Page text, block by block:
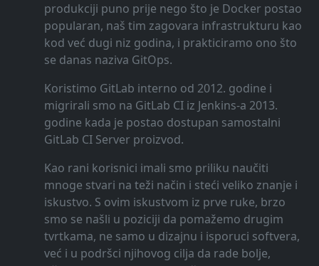
produkciji puno prije nego što je Docker postao
popularan, naš tim zagovara infrastrukturu kao
kod već dugi niz godina, i prakticiramo ono što
se danas naziva GitOps.
Koristimo GitLab interno od 2012. godine i
migrirali smo na GitLab CI iz Jenkins-a 2013.
godine kada je postao dostupan samostalni
GitLab CI Server proizvod.
Kao rani korisnici imali smo priliku naučiti
mnoge stvari na teži način i steći veliko znanje i
iskustvo. S ovim iskustvom iz prve ruke, brzo
smo se našli u poziciji da pomažemo drugim
tvrtkama, ne samo u dizajnu i isporuci softvera,
već i u podršci njihovog cilja da rade bolje,